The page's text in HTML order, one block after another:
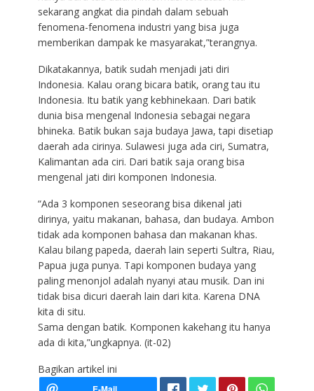
sekarang angkat dia pindah dalam sebuah
fenomena-fenomena industri yang bisa juga
memberikan dampak ke masyarakat,”terangnya.
Dikatakannya, batik sudah menjadi jati diri
Indonesia. Kalau orang bicara batik, orang tau itu
Indonesia. Itu batik yang kebhinekaan. Dari batik
dunia bisa mengenal Indonesia sebagai negara
bhineka. Batik bukan saja budaya Jawa, tapi disetiap
daerah ada cirinya. Sulawesi juga ada ciri, Sumatra,
Kalimantan ada ciri. Dari batik saja orang bisa
mengenal jati diri komponen Indonesia.
“Ada 3 komponen seseorang bisa dikenal jati
dirinya, yaitu makanan, bahasa, dan budaya. Ambon
tidak ada komponen bahasa dan makanan khas.
Kalau bilang papeda, daerah lain seperti Sultra, Riau,
Papua juga punya. Tapi komponen budaya yang
paling menonjol adalah nyanyi atau musik. Dan ini
tidak bisa dicuri daerah lain dari kita. Karena DNA
kita di situ.
Sama dengan batik. Komponen kakehang itu hanya
ada di kita,”ungkapnya. (it-02)
Bagikan artikel ini